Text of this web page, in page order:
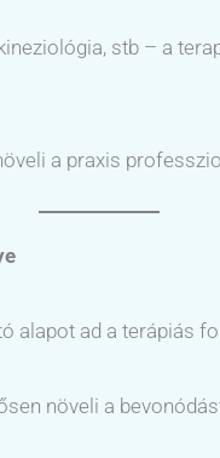
stb – a
a praxis
alapot ad a terápiás
növeli a